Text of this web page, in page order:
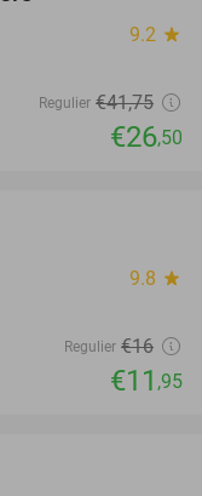
9.2 star
Regulier €41,75
€26,50
9.8 star
Regulier €16
€11 ,95